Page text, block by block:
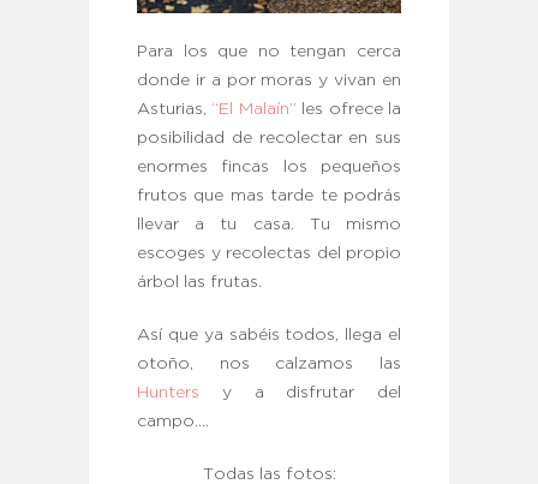
Para los que no tengan cerca
donde ir a por moras y vivan en
Asturias, “El Malaín” les ofrece la
posibilidad de recolectar en sus
enormes fincas los pequeños
frutos que mas tarde te podrás
llevar a tu casa. Tu mismo
escoges y recolectas del propio
árbol las frutas.
Así que ya sabéis todos, llega el
otoño, nos calzamos las
Hunters y a disfrutar del
campo….
Todas las fotos: